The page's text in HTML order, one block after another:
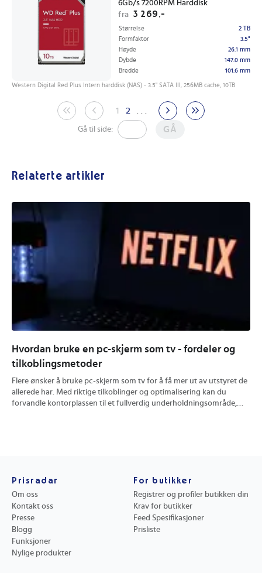
6Gb/s 7200RPM Harddisk
fra 3 269,-
Størrelse
2 TB
Formfaktor
3.5"
Høyde
26.1 mm
Dybde
147.0 mm
Bredde
101.6 mm
Western Digital Red Plus Intern harddisk (NAS) - 3.5" SATA III, 256MB cache, 10TB
1 2
Gå til side: GÅ
Relaterte artikler
Hvordan bruke en pc-skjerm som tv - fordeler og
tilkoblingsmetoder
Flere ønsker å bruke pc-skjerm som tv for å få mer ut av utstyret de
allerede har. Med riktige tilkoblinger og optimalisering kan du
forvandle kontorplassen til et fullverdig underholdningsområde,
Prisradar
Om oss
Kontakt oss
Presse
Blogg
Funksjoner
Nylige produkter
For butikker
Registrer og profiler butikken din
Krav for butikker
Feed Spesifikasjoner
Prisliste